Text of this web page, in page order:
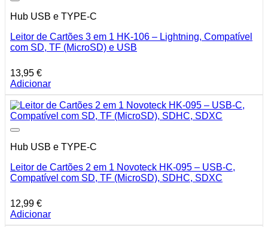
Hub USB e TYPE-C
Leitor de Cartões 3 em 1 HK-106 – Lightning, Compatível
com SD, TF (MicroSD) e USB
13,95 €
Adicionar
Hub USB e TYPE-C
Leitor de Cartões 2 em 1 Novoteck HK-095 – USB-C,
Compatível com SD, TF (MicroSD), SDHC, SDXC
12,99 €
Adicionar